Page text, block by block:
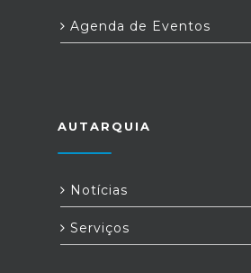
Agenda de Eventos
AUTARQUIA
Notícias
Serviços